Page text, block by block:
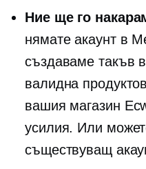
Ние ще го
нямате акаунт в
създаваме такъв
валидна
вашия магазин
усилия. Или
съществуващ